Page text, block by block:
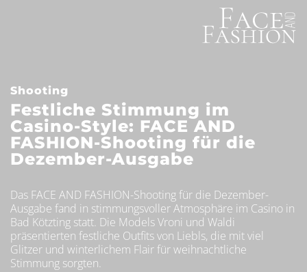
Shooting
Festliche Stimmung im
Casino-Style: FACE AND
FASHION-Shooting für die
Dezember-Ausgabe
Das FACE AND FASHION-Shooting für die Dezember-
Ausgabe fand in stimmungsvoller Atmosphäre im Casino in
Bad Kötzting statt. Die Models Vroni und Waldi
präsentierten festliche Outfits von Liebls, die mit viel
Glitzer und winterlichem Flair für weihnachtliche
Stimmung sorgten.